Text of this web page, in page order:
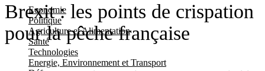
Economie
Politique
Agriculture et Alimentation
Santé
Technologies
Energie, Environnement et Transport
Brexit : les points de crispation
pour la pêche française